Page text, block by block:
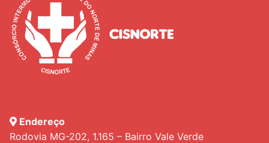
Endereço
Rodovia MG-202, 1.165 – Bairro Vale Verde